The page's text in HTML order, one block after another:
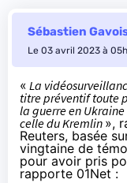
Sébastien
Le 03 avril 2023 à
« La
titre préventif toute
la guerre en
celle du Kremlin »,
Reuters, basée
vingtaine de
pour avoir pris
rapporte 01Net :